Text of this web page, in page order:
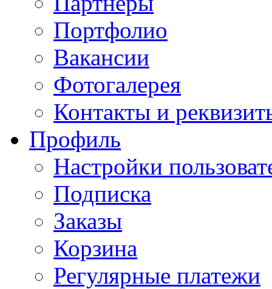
Портфолио
Вакансии
Фотогалерея
Контакты и
Профиль
Настройки
Подписка
Заказы
Корзина
Регулярные платежи